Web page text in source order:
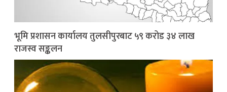
भूमि प्रशासन कार्यालय तुलसीपुरबाट ५९ करोड ३४ लाख
राजस्व सङ्कलन